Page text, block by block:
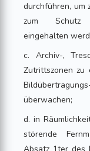
durchführen, um
zum Schutz
eingehalten
c. Archiv-,
Zutrittszonen zu
überwachen;
d. in
störende